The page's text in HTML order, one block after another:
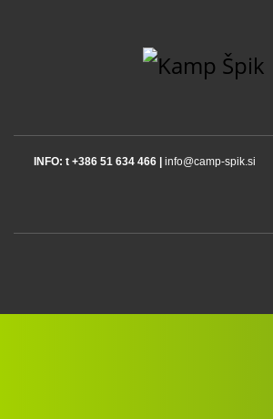
INFO: t +386 51 634 466 | info@camp-spik.si